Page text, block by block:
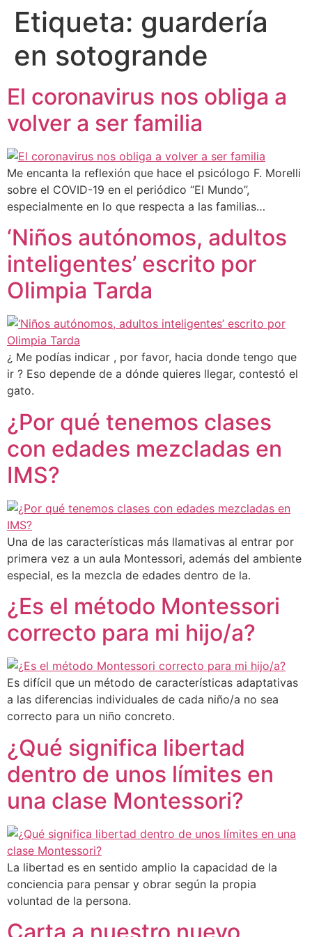
Etiqueta: guardería
en sotogrande
El coronavirus nos obliga a
volver a ser familia
Me encanta la reflexión que hace el psicólogo F. Morelli
sobre el COVID-19 en el periódico “El Mundo”,
especialmente en lo que respecta a las familias…
‘Niños autónomos, adultos
inteligentes’ escrito por
Olimpia Tarda
¿ Me podías indicar , por favor, hacia donde tengo que
ir ? Eso depende de a dónde quieres llegar, contestó el
gato.
¿Por qué tenemos clases
con edades mezcladas en
IMS?
Una de las características más llamativas al entrar por
primera vez a un aula Montessori, además del ambiente
especial, es la mezcla de edades dentro de la.
¿Es el método Montessori
correcto para mi hijo/a?
Es difícil que un método de características adaptativas
a las diferencias individuales de cada niño/a no sea
correcto para un niño concreto.
¿Qué significa libertad
dentro de unos límites en
una clase Montessori?
La libertad es en sentido amplio la capacidad de la
conciencia para pensar y obrar según la propia
voluntad de la persona.